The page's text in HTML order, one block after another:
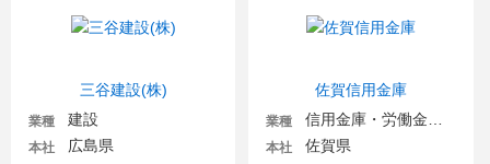
三谷建設(株)
業種 建設
本社 広島県
佐賀信用金庫
業種
本社 佐賀県